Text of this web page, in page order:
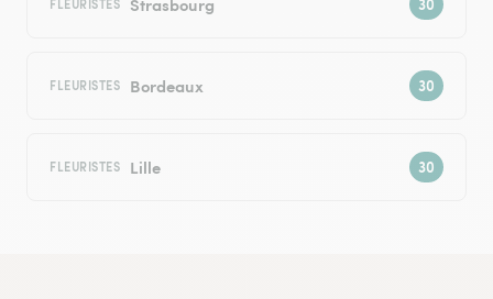
FLEURISTES
FLEURISTES Bordeaux
FLEURISTES Lille